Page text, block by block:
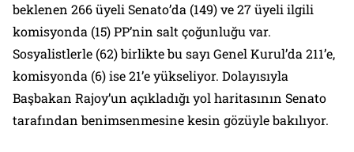
beklenen 266 üyeli Senato’da (149) ve 27 üyeli ilgili
komisyonda (15) PP’nin salt çoğunluğu var.
Sosyalistlerle (62) birlikte bu sayı Genel Kurul’da 211’e,
komisyonda (6) ise 21’e yükseliyor. Dolayısıyla
Başbakan Rajoy’un açıkladığı yol haritasının Senato
tarafından benimsenmesine kesin gözüyle bakılıyor.